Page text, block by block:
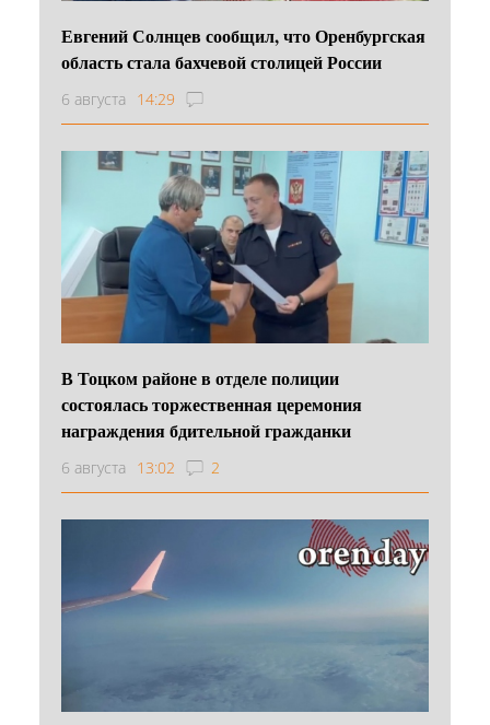
Евгений Солнцев сообщил, что Оренбургская
область стала бахчевой столицей России
6 августа 14:29
В Тоцком районе в отделе полиции
состоялась торжественная церемония
награждения бдительной гражданки
6 августа 13:02 2